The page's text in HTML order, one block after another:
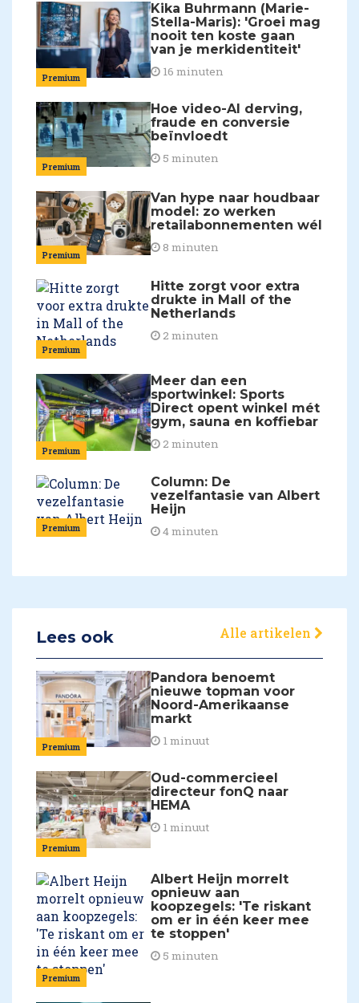
Premium
Kika Buhrmann (Marie-
Stella-Maris): 'Groei mag
nooit ten koste gaan
van je merkidentiteit'
16 minuten
Premium
Hoe video-AI derving,
fraude en conversie
beïnvloedt
5 minuten
Premium
Van hype naar houdbaar
model: zo werken
retailabonnementen wél
8 minuten
Premium
Hitte zorgt voor extra
drukte in Mall of the
Netherlands
2 minuten
Premium
Meer dan een
sportwinkel: Sports
Direct opent winkel mét
gym, sauna en koffiebar
2 minuten
Premium
Column: De
vezelfantasie van Albert
Heijn
4 minuten
Lees ook Alle artikelen
Premium
Pandora benoemt
nieuwe topman voor
Noord-Amerikaanse
markt
1 minuut
Premium
Oud-commercieel
directeur fonQ naar
HEMA
1 minuut
Premium
Albert Heijn morrelt
opnieuw aan
koopzegels: 'Te riskant
om er in één keer mee
te stoppen'
5 minuten